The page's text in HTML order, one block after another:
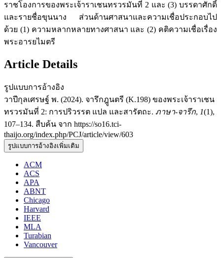
ราชโองการของพระเจ้าราเชนทรวรมันที่ 2 และ (3) บรรดาศักดิ์
และรายชื่อขุนนาง ส่วนด้านศาสนาและความเชื่อประกอบไป
ด้วย (1) ความหลากหลายทางศาสนา และ (2) คติความเชื่อเรื่อง
พระอารยไมตรี
Article Details
รูปแบบการอ้างอิง
วาปีกุลเศรษฐ์ พ. (2024). จารึกฎูนตรี (K.198) ของพระเจ้าราเชน
ทรวรมันที่ 2: การปริวรรต แปล และสารัตถะ. ภาษา-จารึก, 1(1),
107–134. สืบค้น จาก https://so16.tci-
thaijo.org/index.php/PCJ/article/view/603
รูปแบบการอ้างอิงเพิ่มเติม
ACM
ACS
APA
ABNT
Chicago
Harvard
IEEE
MLA
Turabian
Vancouver